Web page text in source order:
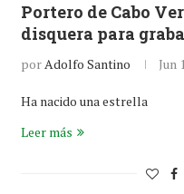
Portero de Cabo
disquera para
porAdolfo Santino Jun
Ha nacido una estrella
Leer más